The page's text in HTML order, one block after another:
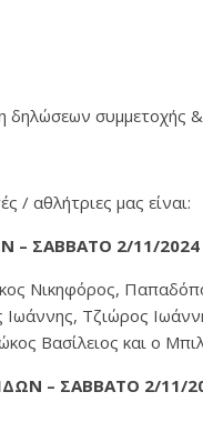
δηλώσεων συμμετοχής
/ αθλήτριες μας είναι:
ΣΑΒΒΑΤΟ 2/11/2024
Νικηφόρος,
Τζιώρος
Βασίλειος και ο
– ΣΑΒΒΑΤΟ 2/11/